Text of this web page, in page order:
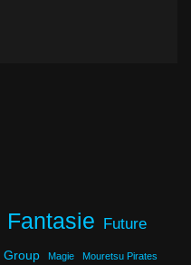
Fantasie Future
Group Magie Mouretsu Pirates